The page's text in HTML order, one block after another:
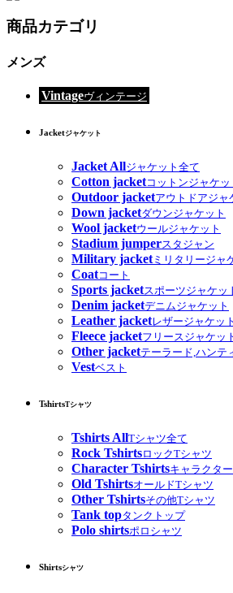
商品カテゴリ
メンズ
Vintageヴィンテージ
Jacketジャケット
Jacket Allジャケット全て
Cotton jacketコットンジャケッ
Outdoor jacketアウトドアジャ
Down jacketダウンジャケット
Wool jacketウールジャケット
Stadium jumperスタジャン
Military jacketミリタリージャ
Coatコート
Sports jacketスポーツジャケッ
Denim jacketデニムジャケット
Leather jacketレザージャケット
Fleece jacketフリースジャケッ
Other jacketテーラード,ハンテ
Vestベスト
TshirtsTシャツ
Tshirts AllTシャツ全て
Rock TshirtsロックTシャツ
Character Tshirtsキャラクタ
Old TshirtsオールドTシャツ
Other Tshirtsその他Tシャツ
Tank topタンクトップ
Polo shirtsポロシャツ
Shirtsシャツ